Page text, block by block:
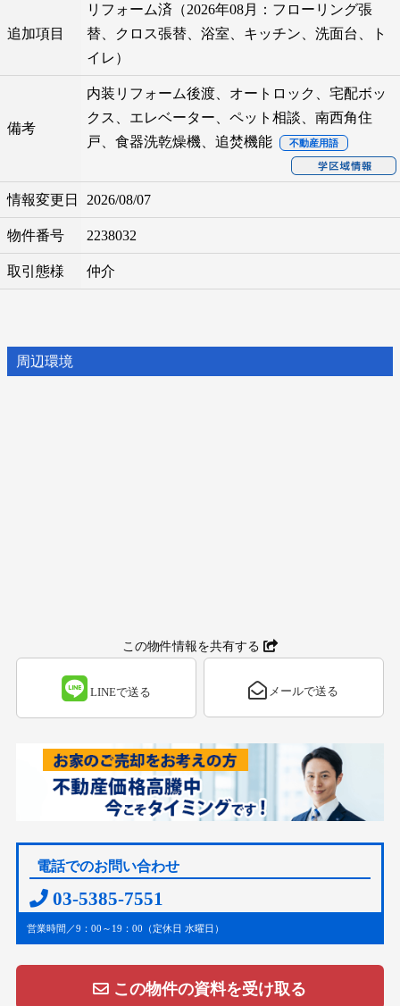
追加項目
リフォーム済（2026年08月：フローリング張
替、クロス張替、浴室、キッチン、洗面台、ト
イレ）
備考
内装リフォーム後渡、オートロック、宅配ボッ
クス、エレベーター、ペット相談、南西角住
戸、食器洗乾燥機、追焚機能
不動産用語
情報変更日 2026/08/07
物件番号 2238032
取引態様 仲介
周辺環境
この物件情報を共有する
LINEで送る メールで送る
電話でのお問い合わせ
03-5385-7551
営業時間／9：00～19：00（定休日 水曜日）
この物件の資料を受け取る